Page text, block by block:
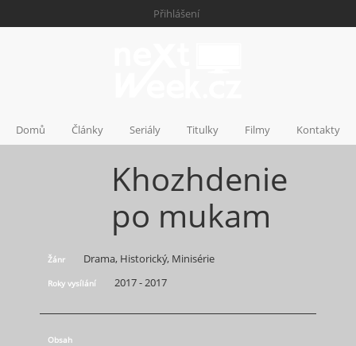
Přihlášení
Domů Články Seriály Titulky Filmy Kontakty
Khozhdenie
po mukam
Žánr Drama, Historický, Minisérie
Roky vysílání 2017 - 2017
Obsah